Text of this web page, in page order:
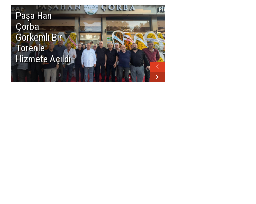
Paşa Han
Çorba
Görkemli Bir
Törenle
Hizmete Açıldı